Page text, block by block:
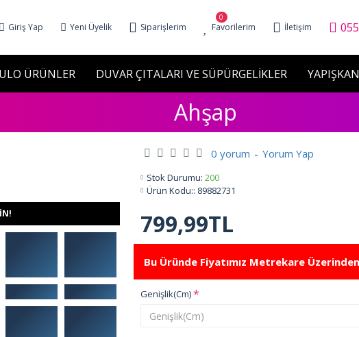
Giriş Yap Yeni Üyelik Siparişlerim Favorilerim
0
İletişim
ÜRÜNLER DUVAR ÇITALARI VE SÜPÜRGELİKLER
Ahşap
Bu Üründe Fiyatımız Metrekare
Stok Durumu: 200
Ürün Kodu:: 89882731
0 yorum - Yorum Yap
799,99TL
Genişlik(Cm)